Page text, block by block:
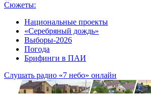
Сюжеты:
Национальные проекты
«Серебряный дождь»
Выборы-2026
Погода
Брифинги в ПАИ
Слушать радио «7 небо» онлайн